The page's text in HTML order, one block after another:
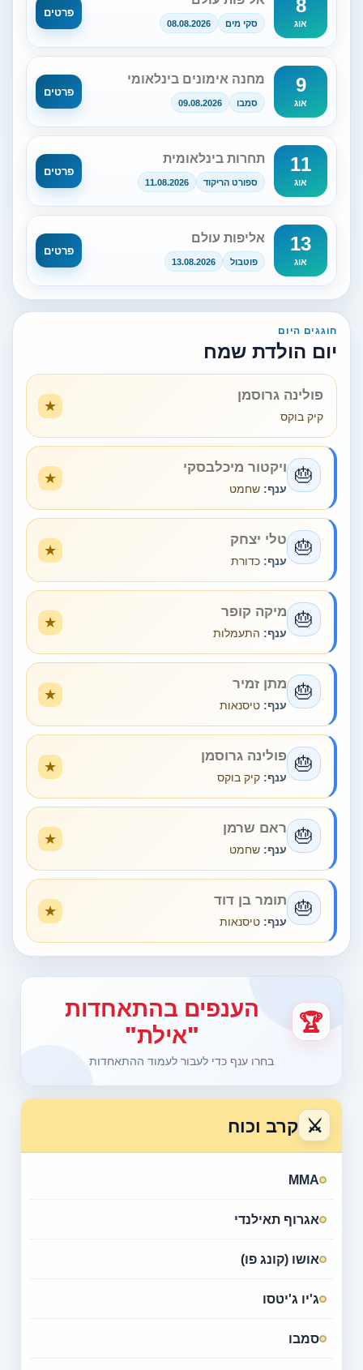
8
אוג סקי מים 08.08.2026
פרטים
9
אוג
מחנה אימונים בינלאומי
סמבו 09.08.2026
פרטים
11
אוג
תחרות בינלאומית
ספורט הריקוד 11.08.2026
פרטים
13
אוג
אליפות עולם
פוטבול 13.08.2026
פרטים
חוגגים היום
יום הולדת שמח
פולינה גרוסמן
קיק בוקס
🎂 ויקטור מיכלבסקי
ענף: שחמט
🎂 טלי יצחק
ענף: כדורת
🎂 מיקה קופר
ענף: התעמלות
🎂 מתן זמיר
ענף: טיסנאות
🎂 פולינה גרוסמן
ענף: קיק בוקס
🎂 ראם שרמן
ענף: שחמט
🎂 תומר בן דוד
ענף: טיסנאות
🏆
הענפים בהתאחדות
"אילת"
בחרו ענף כדי לעבור לעמוד ההתאחדות
⚔ קרב וכוח
MMA
אגרוף תאילנדי
אושו (קונג פו)
ג'יו ג'יטסו
סמבו